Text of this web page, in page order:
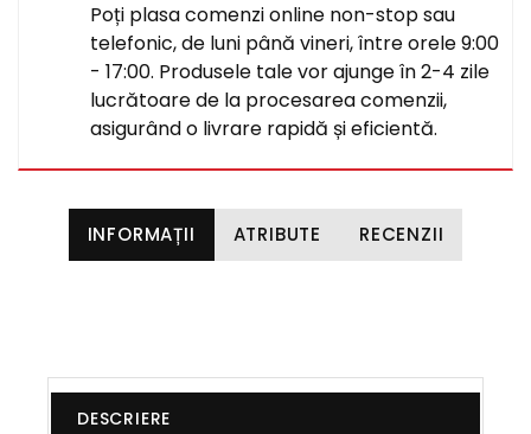
Poți plasa comenzi online non-stop sau
telefonic, de luni până vineri, între orele 9:00
- 17:00. Produsele tale vor ajunge în 2-4 zile
lucrătoare de la procesarea comenzii,
asigurând o livrare rapidă și eficientă.
INFORMAȚII ATRIBUTE RECENZII
DESCRIERE